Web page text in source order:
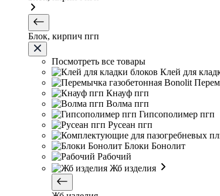
Блок, кирпич пгп
Посмотреть все товары
Клей для
Кнауф пгп
Волма пгп
Гипсополимер пгп
Русеан пгп
Блоки Бонолит
Рабочий
Жб изделия